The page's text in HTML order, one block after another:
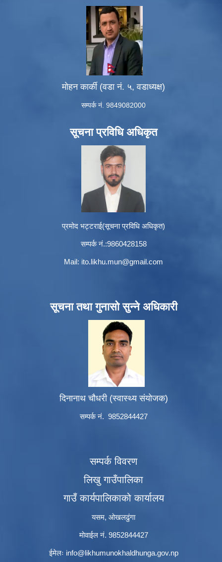
मोहन कार्की (वडा नं. ५, वडाध्यक्ष)
सम्पर्क नं. 9849082000
सूचना प्रविधि अधिकृत
प्रमोद भट्टराई(सूचना प्रविधि अधिकृत)
सम्पर्क नं.:9860428158
Mail: ito.likhu.mun@gmail.com
सूचना तथा गुनासो सुन्ने अधिकारी
दिनानाथ चौधरी (स्वास्थ्य संयोजक)
सम्पर्क नं. 9852844427
सम्पर्क विवरण
लिखु गाउँपालिका
गाउँ कार्यपालिकाको कार्यालय
यसम, ओखलढुंगा
मोवाईल नं. 9852844427
ईमेलः info@likhumunokhaldhunga.gov.np